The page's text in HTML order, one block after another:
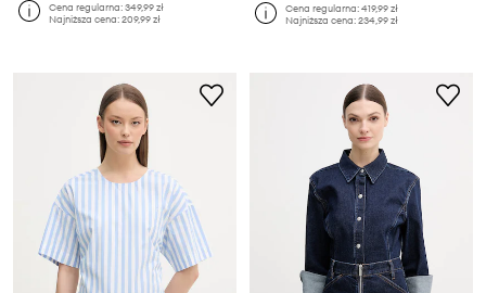
Cena regularna:349,99 zł
Najniższa cena:209,99 zł
Cena regularna:419,99 zł
Najniższa cena:234,99 zł